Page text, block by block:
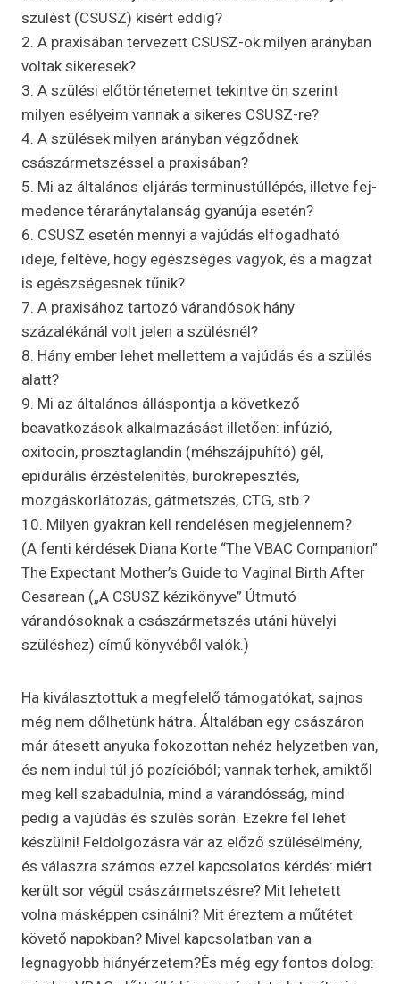
szülést (CSUSZ) kísért eddig?
2. A praxisában tervezett CSUSZ-ok milyen arányban
voltak sikeresek?
3. A szülési előtörténetemet tekintve ön szerint
milyen esélyeim vannak a sikeres CSUSZ-re?
4. A szülések milyen arányban végződnek
császármetszéssel a praxisában?
5. Mi az általános eljárás terminustúllépés, illetve fej-
medence téraránytalanság gyanúja esetén?
6. CSUSZ esetén mennyi a vajúdás elfogadható
ideje, feltéve, hogy egészséges vagyok, és a magzat
is egészségesnek tűnik?
7. A praxisához tartozó várandósok hány
százalékánál volt jelen a szülésnél?
8. Hány ember lehet mellettem a vajúdás és a szülés
alatt?
9. Mi az általános álláspontja a következő
beavatkozások alkalmazásást illetően: infúzió,
oxitocin, prosztaglandin (méhszájpuhító) gél,
epidurális érzéstelenítés, burokrepesztés,
mozgáskorlátozás, gátmetszés, CTG, stb.?
10. Milyen gyakran kell rendelésen megjelennem?
(A fenti kérdések Diana Korte “The VBAC Companion”
The Expectant Mother’s Guide to Vaginal Birth After
Cesarean („A CSUSZ kézikönyve” Útmutó
várandósoknak a császármetszés utáni hüvelyi
szüléshez) című könyvéből valók.)
Ha kiválasztottuk a megfelelő támogatókat, sajnos
még nem dőlhetünk hátra. Általában egy császáron
már átesett anyuka fokozottan nehéz helyzetben van,
és nem indul túl jó pozícióból; vannak terhek, amiktől
meg kell szabadulnia, mind a várandósság, mind
pedig a vajúdás és szülés során. Ezekre fel lehet
készülni! Feldolgozásra vár az előző szülésélmény,
és válaszra számos ezzel kapcsolatos kérdés: miért
került sor végül császármetszésre? Mit lehetett
volna másképpen csinálni? Mit éreztem a műtétet
követő napokban? Mivel kapcsolatban van a
legnagyobb hiányérzetem?És még egy fontos dolog: